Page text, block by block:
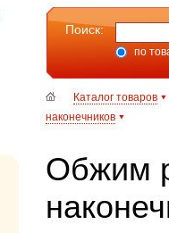
Поиск:
по
Каталог товаров
наконечников
Обжим